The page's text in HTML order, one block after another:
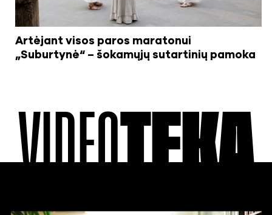
Artėjant visos paros maratonui
„Suburtynė“ – šokamųjų sutartinių pamoka
VIDEOTEKA